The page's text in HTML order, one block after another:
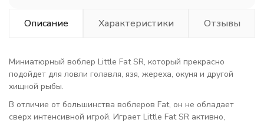
Описание Характеристики Отзывы
Миниатюрный воблер Little Fat SR, который прекрасно
подойдет для ловли голавля, язя, жереха, окуня и другой
хищной рыбы.
В отличие от большинства воблеров Fat, он не обладает
сверх интенсивной игрой. Играет Little Fat SR активно,